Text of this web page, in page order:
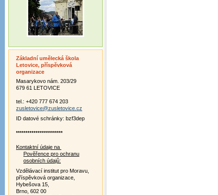
Základní umělecká škola
Letovice, příspěvková
organizace
Masarykovo nám. 203/29
679 61 LETOVICE
tel.: +420 777 674 203
zusletovice@zusletovice.cz
ID datové schránky: bzf3dep
************************
Kontaktní údaje na
Pověřence pro ochranu
osobních údajů:
Vzdělávací institut pro Moravu,
příspěvková organizace,
Hybešova 15,
Brno, 602 00